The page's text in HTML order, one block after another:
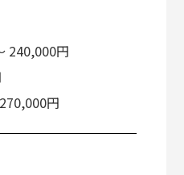
240,000円
円